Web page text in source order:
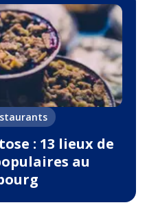
: 13 lieux de
au